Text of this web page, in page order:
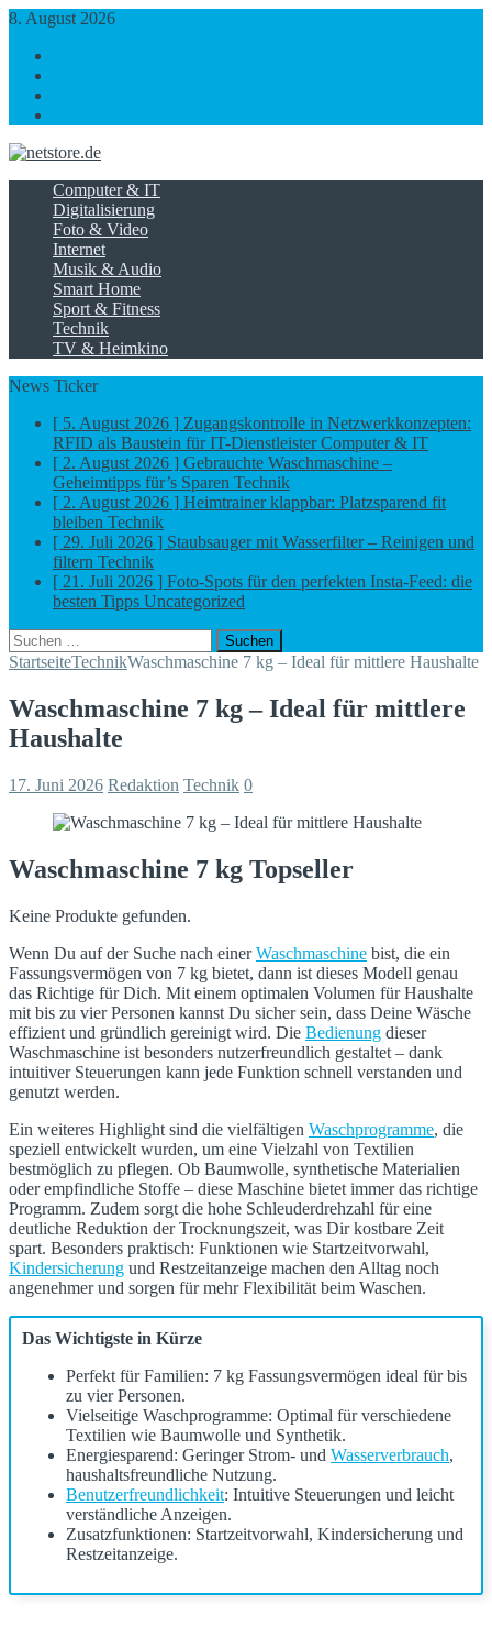
8. August 2026
Computer & IT
Digitalisierung
Foto & Video
Internet
Musik & Audio
Smart Home
Sport & Fitness
Technik
TV & Heimkino
News Ticker
[ 5. August 2026 ] Zugangskontrolle in Netzwerkkonzepten:
RFID als Baustein für IT-DienstleisterComputer & IT
[ 2. August 2026 ] Gebrauchte Waschmaschine –
Geheimtipps für’s Sparen Technik
[ 2. August 2026 ] Heimtrainer klappbar: Platzsparend fit
bleiben Technik
[ 29. Juli 2026 ] Staubsauger mit Wasserfilter – Reinigen und
filtern Technik
[ 21. Juli 2026 ] Foto-Spots für den perfekten Insta-Feed: die
besten Tipps Uncategorized
Suchen
nach:
StartseiteTechnikWaschmaschine 7 kg – Ideal für mittlere Haushalte
Waschmaschine 7 kg – Ideal für mittlere
Haushalte
17. Juni 2026 Redaktion Technik 0
Waschmaschine 7 kg Topseller
Keine Produkte gefunden.
Wenn Du auf der Suche nach einerWaschmaschine bist, die ein
Fassungsvermögen von 7 kg bietet, dann ist dieses Modell genau
das Richtige für Dich. Mit einem optimalen Volumen für Haushalte
mit bis zu vier Personen kannst Du sicher sein, dass Deine Wäsche
effizient und gründlich gereinigt wird. Die Bedienung dieser
Waschmaschine ist besonders nutzerfreundlich gestaltet – dank
intuitiver Steuerungen kann jede Funktion schnell verstanden und
genutzt werden.
Ein weiteres Highlight sind die vielfältigen Waschprogramme, die
speziell entwickelt wurden, um eine Vielzahl von Textilien
bestmöglich zu pflegen. Ob Baumwolle, synthetische Materialien
oder empfindliche Stoffe – diese Maschine bietet immer das richtige
Programm. Zudem sorgt die hohe Schleuderdrehzahl für eine
deutliche Reduktion der Trocknungszeit, was Dir kostbare Zeit
spart. Besonders praktisch: Funktionen wie Startzeitvorwahl,
Kindersicherung und Restzeitanzeige machen den Alltag noch
angenehmer und sorgen für mehr Flexibilität beim Waschen.
Das Wichtigste in Kürze
Perfekt für Familien: 7 kg Fassungsvermögen ideal für bis
zu vier Personen.
Vielseitige Waschprogramme: Optimal für verschiedene
Textilien wie Baumwolle und Synthetik.
Energiesparend: Geringer Strom- und Wasserverbrauch,
haushaltsfreundliche Nutzung.
Benutzerfreundlichkeit: Intuitive Steuerungen und leicht
verständliche Anzeigen.
Zusatzfunktionen: Startzeitvorwahl, Kindersicherung und
Restzeitanzeige.